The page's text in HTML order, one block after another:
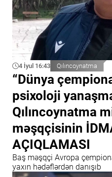
4 İyul 16:43 Qılıncoynatma
“Dünya
psixoloji
Qılıncoynatma
məşqçisinin
AÇIQLAMASI
Baş məşqçi Avropa
yaxın hədəflərdən danışıb